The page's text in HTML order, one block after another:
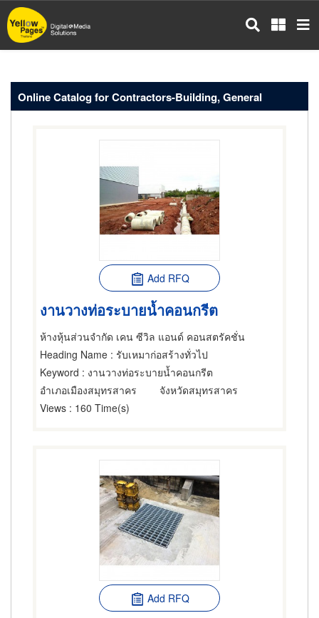
Skip
to
main
Online Catalog for Contractors-Building, General
Add RFQ
งานวางท่อระบายน้ำคอนกรีต
ห้างหุ้นส่วนจำกัด เคน ซีวิล แอนด์ คอนสตรัคชั่น
Heading Name : รับเหมาก่อสร้างทั่วไป
Keyword : งานวางท่อระบายน้ำคอนกรีต
อำเภอเมืองสมุทรสาคร
จังหวัดสมุทรสาคร
Views : 160 Time(s)
Add RFQ